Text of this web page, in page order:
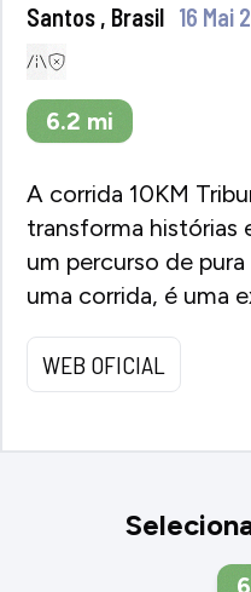
Santos , Brasil 16 Mai
6.2 mi
A corrida 10KM
transforma histórias
um percurso de
uma corrida, é uma
WEB OFICIAL